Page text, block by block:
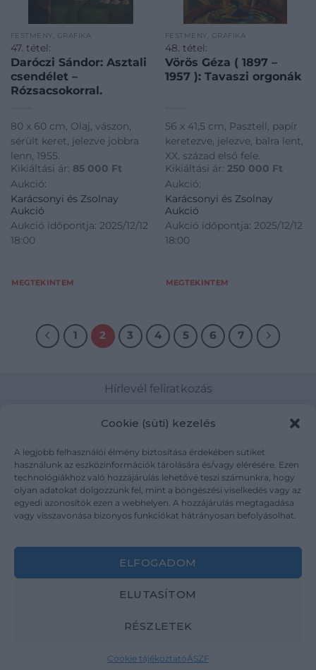
Cookie (süti) kezelés
A legjobb felhasználói élmény biztosítása érdekében sütiket
használunk az eszközinformációk tárolására és/vagy elérésére. Ezen
technológiákhoz való hozzájárulás lehetővé teszi számunkra, hogy
olyan adatokat dolgozzunk fel, mint a böngészési viselkedés vagy az
egyedi azonosítók ezen a webhelyen. A hozzájárulás megtagadása
vagy visszavonása bizonyos funkciókat hátrányosan befolyásolhat.
ELFOGADOM
ELUTASÍTOM
RÉSZLETEK
Cookie tájékoztatóÁSZF
FESTMÉNY, GRAFIKA
47. tétel:
Daróczi Sándor: Asztali
csendélet –
Rózsacsokorral.
80 x 60 cm, Olaj, vászon,
sérült keret, jelezve jobbra
lenn, 1955.
Kikiáltási ár: 85 000 Ft
Aukció:
Karácsonyi és Zsolnay
Aukció
Aukció időpontja: 2025/12/12
18:00
MEGTEKINTEM
FESTMÉNY, GRAFIKA
48. tétel:
Vörös Géza ( 1897 –
1957 ): Tavaszi orgonák
56 x 41,5 cm, Pasztell, papír
keretezve, jelezve, balra lent,
XX. század első fele.
Kikiáltási ár: 250 000 Ft
Aukció:
Karácsonyi és Zsolnay
Aukció
Aukció időpontja: 2025/12/12
18:00
MEGTEKINTEM
1 2 3 4 5 6 7
Hírlevél feliratkozás
Elolvastam és elfogadom az Adatkezelési tájékoztatót:
mutargy.com/adatkezelesi-tajekoztato/
Rólunk
Karrier
Áraink
Adatvédelem
Impresszum